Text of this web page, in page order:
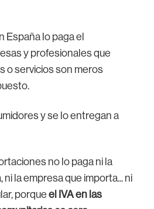
España lo paga el
y profesionales que
o servicios son meros
y se lo entregan a
no lo paga ni la
la empresa que importa... ni
porqueel IVA en las